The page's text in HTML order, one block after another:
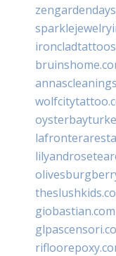
giobastian.com